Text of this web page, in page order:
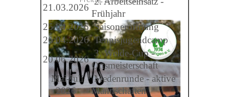
21.03.2026
Frühjahr
25.04.2026 Saisoneröffnung
26.04.2026 Tennisjugendcamp
20.06.2026
3. Welde-Cup -
Ortsmeisterschaft
Mai-Juli
2026
Medenrunde - aktive
Mannschaften